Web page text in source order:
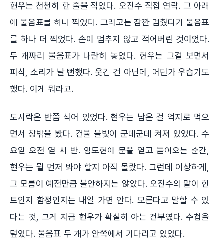
현우는 천천히 한 줄을 적었다. 오진수 직접 연락. 그 아래
에 물음표를 하나 찍었다. 그러고는 잠깐 멈췄다가 물음표
를 하나 더 찍었다. 손이 멈추지 않고 적어버린 것이었다.
두 개짜리 물음표가 나란히 놓였다. 현우는 그걸 보면서
피식, 소리가 날 뻔했다. 웃긴 건 아닌데, 어딘가 우습기도
했다. 이게 뭐라고.
도시락은 반쯤 식어 있었다. 현우는 남은 걸 억지로 먹으
면서 창밖을 봤다. 건물 불빛이 군데군데 켜져 있었다. 수
요일 오전 열 시 반. 임도현이 문을 열고 들어오는 순간,
현우는 뭘 먼저 봐야 할지 아직 몰랐다. 그런데 이상하게,
그 모름이 예전만큼 불안하지는 않았다. 오진수의 말이 힌
트인지 함정인지는 내일 가면 안다. 모른다고 말할 수 있
다는 것, 그게 지금 현우가 확실히 아는 전부였다. 수첩을
덮었다. 물음표 두 개가 안쪽에서 기다리고 있었다.